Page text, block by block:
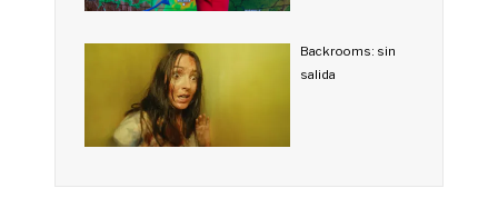
Backrooms: sin
salida